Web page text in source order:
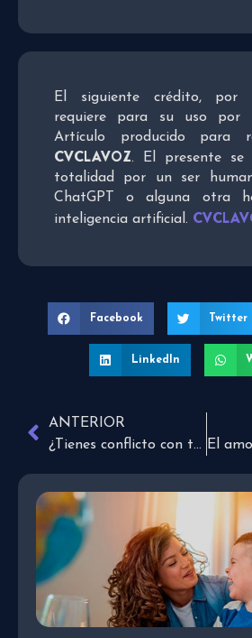
El siguiente crédito, por
requiere para su uso por
Artículo producido para
CVCLAVOZ. El presente se
totalidad por un ser
ChatGPT o alguna otra
inteligencia artificial.
Facebook Twitter
LinkedIn
ANTERIOR
¿Tienes conflicto con tu hermano o amigo?